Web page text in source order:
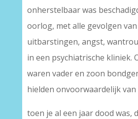
onherstelbaar was
oorlog, met alle gevolgen
uitbarstingen, angst,
in een psychiatrische kliniek.
waren vader en zoon
hielden onvoorwaardelijk van
toen je al een jaar dood was,